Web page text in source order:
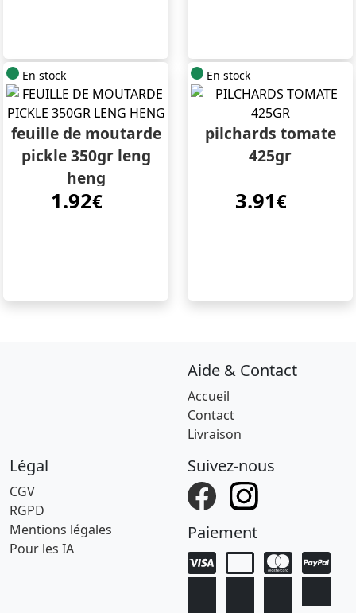
En stock
feuille de moutarde
pickle 350gr leng
heng
1.92€
En stock
pilchards tomate
425gr
3.91€
Aide & Contact
Accueil
Contact
Livraison
Légal
CGV
RGPD
Mentions légales
Pour les IA
Suivez-nous
Paiement